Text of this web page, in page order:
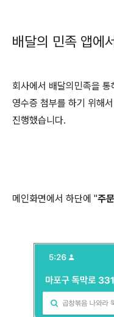
배달의 민족 앱에
회사에서 배달의민족을
영수증 첨부를 하기 위해
진행했습니다.
메인화면에서 하단에 "주